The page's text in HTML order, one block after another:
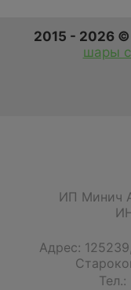
2015 - 2026
шары
ИП Минич
Адрес: 125239
Тел.: